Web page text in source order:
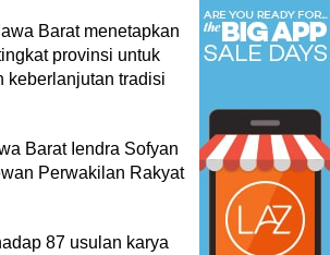
Barat menetapkan
provinsi untuk
keberlanjutan tradisi
Barat Iendra Sofyan
Perwakilan Rakyat
87 usulan karya